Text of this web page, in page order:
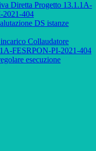
Diretta Progetto 13.1.1A-
2021-404
DS istanze
Collaudatore
FESRPON-PI-2021-404
esecuzione